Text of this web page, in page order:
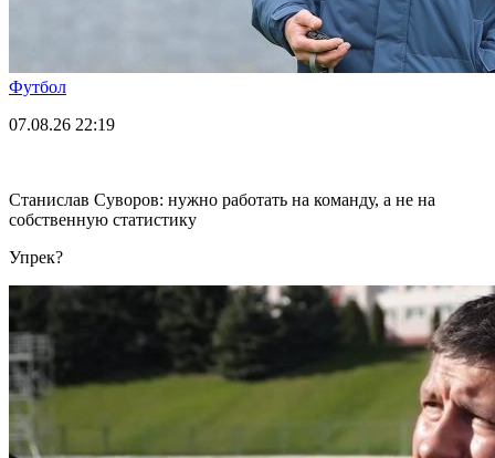
Футбол
07.08.26 22:19
Станислав Суворов: нужно работать на команду, а не на
собственную статистику
Упрек?